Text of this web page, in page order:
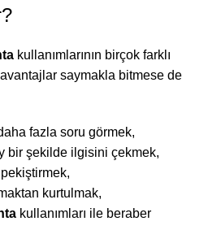
kullanımlarının birçok farklı
saymakla bitmese de
fazla soru görmek,
bir şekilde ilgisini çekmek,
kurtulmak,
kullanımları ile beraber